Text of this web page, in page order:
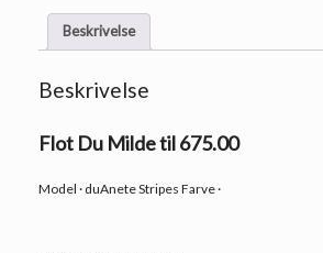
Beskrivelse
Beskrivelse
Flot Du Milde til 675.00
Model · duAnete Stripes Farve ·